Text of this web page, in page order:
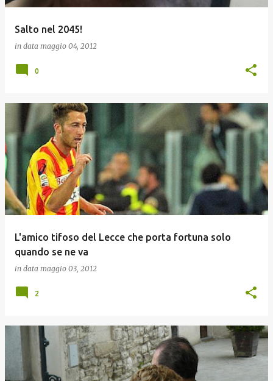
Salto nel 2045!
in data maggio 04, 2012
0
L'amico tifoso del Lecce che porta fortuna solo
quando se ne va
in data maggio 03, 2012
2